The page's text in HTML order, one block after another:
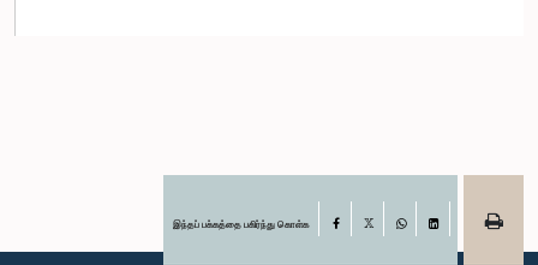
இந்தப் பக்கத்தை பகிர்ந்து கொள்க Facebook